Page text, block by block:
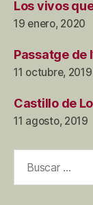
Los vivos
19 enero, 2020
Passatge de
11 octubre, 2019
Castillo de
11 agosto, 2019